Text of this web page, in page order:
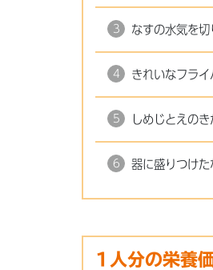
なすの水気を
きれいなフラ
しめじとえの
器に盛りつけた
1人分の栄養